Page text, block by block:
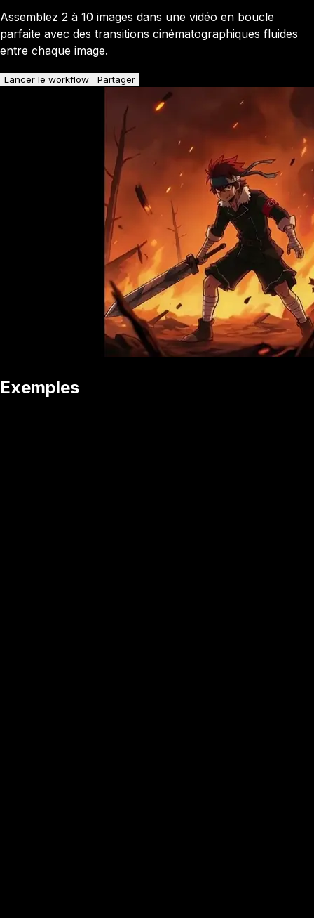
Assemblez 2 à 10 images dans une vidéo en boucle
parfaite avec des transitions cinématographiques fluides
entre chaque image.
Lancer le workflow Partager
Exemples